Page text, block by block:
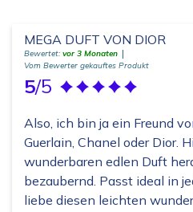
MEGA DUFT VON DIOR
Bewertet: vor 3 Monaten
Vom Bewerter gekauftes Produkt
5/5
Also, ich bin ja ein Freund
Guerlain, Chanel oder Dior.
wunderbaren edlen Duft
bezaubernd. Passt ideal in
liebe diesen leichten